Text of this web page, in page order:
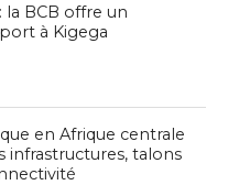
BCB offre un
à Kigega
en Afrique centrale
infrastructures, talons